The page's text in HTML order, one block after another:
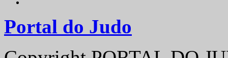
Portal do Judo